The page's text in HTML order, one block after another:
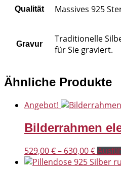
Qualität Massives 925
Gravur
Traditionelle
für Sie graviert.
Ähnliche Produkte
Angebot!
Bilderrahmen
529,00€– 630,00€